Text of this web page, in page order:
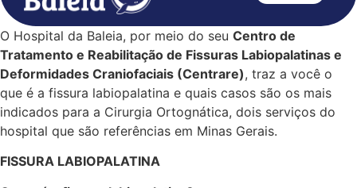
O Hospital da Baleia, por meio do seu Centro de
Tratamento e Reabilitação de Fissuras Labiopalatinas e
Deformidades Craniofaciais (Centrare), traz a você o
que é a fissura labiopalatina e quais casos são os mais
indicados para a Cirurgia Ortognática, dois serviços do
hospital que são referências em Minas Gerais.
FISSURA LABIOPALATINA